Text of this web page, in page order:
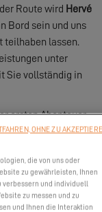
Route wird Hervé
Bord sein und uns
teilhaben lassen.
unter
Sie vollständig in
ersten Abenteuer
die von uns oder
zu gewährleisten, Ihnen
verbessern und individuell
zu messen und zu
und Ihnen die Interaktion
OHNE ZU